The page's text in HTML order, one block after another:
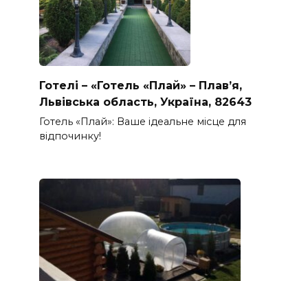
Готелі – «Готель «Плай» – Плав’я,
Львівська область, Україна, 82643
Готель «Плай»: Ваше ідеальне місце для
відпочинку!